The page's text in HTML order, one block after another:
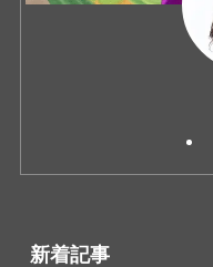
新着記事